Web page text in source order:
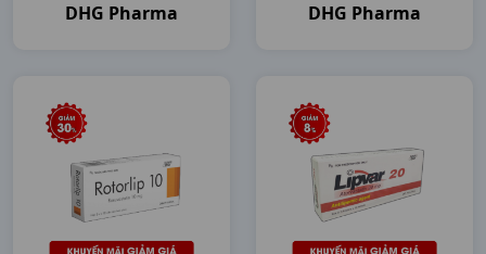
DHG Pharma
DHG Pharma